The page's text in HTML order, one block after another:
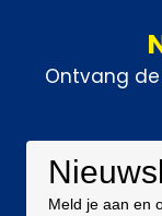
Ontvang
Meld je aan en